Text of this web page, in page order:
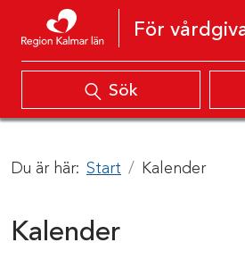
Hoppa till innehåll
För
Sök
Du är här: Start Kalender
Kalender